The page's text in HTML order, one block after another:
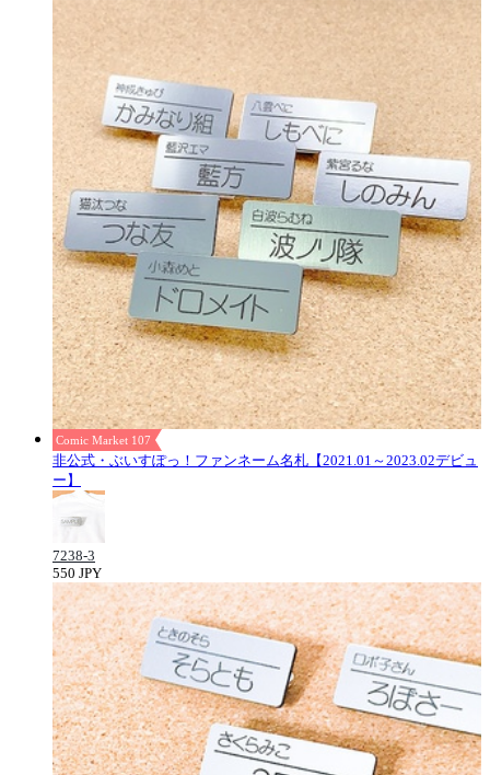
Comic Market 107
非公式・ぶいすぽっ！ファンネーム名札【2021.01～2023.02デビュ
ー】
7238-3
550 JPY